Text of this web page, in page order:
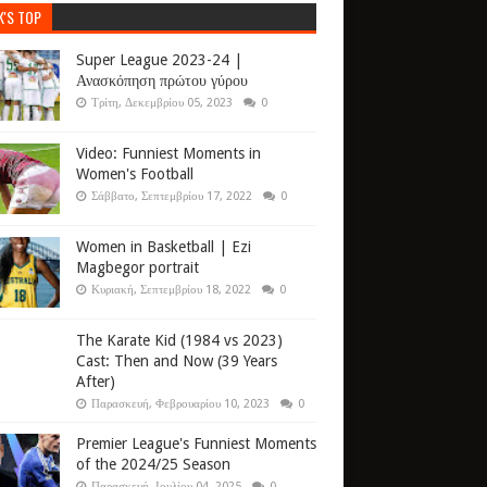
TOP
Super League 2023-24 |
Ανασκόπηση πρώτου γύρου
Τρίτη, Δεκεμβρίου 05, 2023 0
Video: Funniest Moments in
Women's Football
Σάββατο, Σεπτεμβρίου 17, 2022 0
Women in Basketball | Ezi
Magbegor portrait
Κυριακή, Σεπτεμβρίου 18, 2022 0
The Karate Kid (1984 vs 2023)
Cast: Then and Now (39 Years
After)
Παρασκευή, Φεβρουαρίου 10, 2023 0
Premier League's Funniest Moments
of the 2024/25 Season